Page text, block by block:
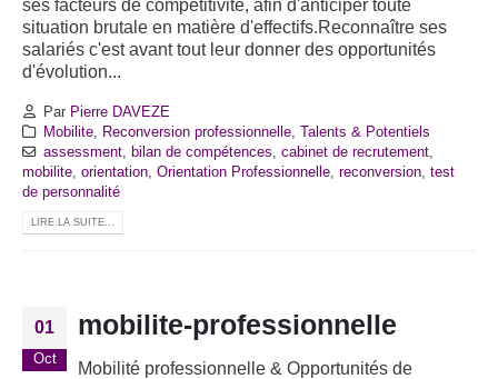
ses facteurs de compétitivité, afin d'anticiper toute
situation brutale en matière d'effectifs.Reconnaître ses
salariés c'est avant tout leur donner des opportunités
d'évolution...
Par Pierre DAVEZE
Mobilite, Reconversion professionnelle,
Talents & Potentiels
assessment, bilan de compétences, cabinet de recrutement,
mobilite, orientation, Orientation Professionnelle, reconversion, test
de personnalité
LIRE LA SUITE...
01
Oct
mobilite-professionnelle
Mobilité professionnelle & Opportunités de